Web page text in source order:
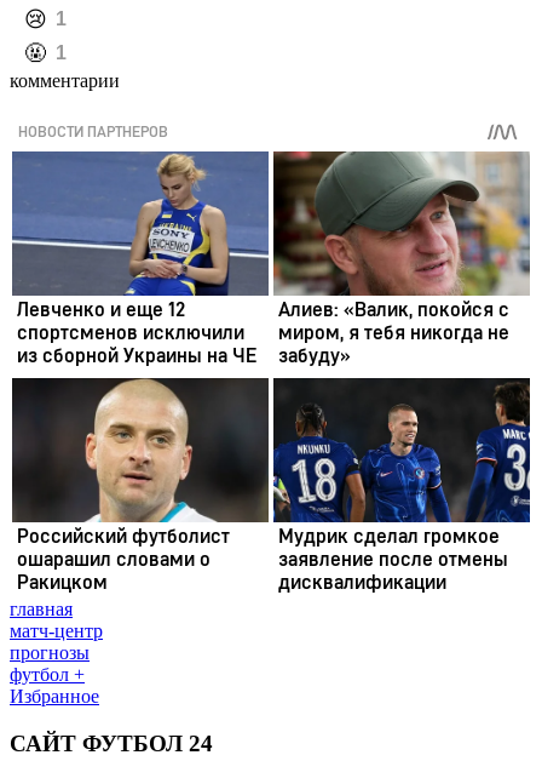
️😢 1
️🤬 1
комментарии
главная
матч-центр
прогнозы
футбол +
Избранное
САЙТ ФУТБОЛ 24